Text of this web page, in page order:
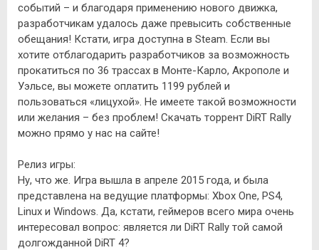
событий – и благодаря применению нового движка,
разработчикам удалось даже превысить собственные
обещания! Кстати, игра доступна в Steam. Если вы
хотите отблагодарить разработчиков за возможность
прокатиться по 36 трассах в Монте-Карло, Акрополе и
Уэльсе, вы можете оплатить 1199 рублей и
пользоваться «лицухой». Не имеете такой возможности
или желания – без проблем! Скачать торрент DiRT Rally
можно прямо у нас на сайте!
Релиз игры:
Ну, что же. Игра вышла в апреле 2015 года, и была
представлена на ведущие платформы: Xbox One, PS4,
Linux и Windows. Да, кстати, геймеров всего мира очень
интересовал вопрос: является ли DiRT Rally той самой
долгожданной DiRT 4?